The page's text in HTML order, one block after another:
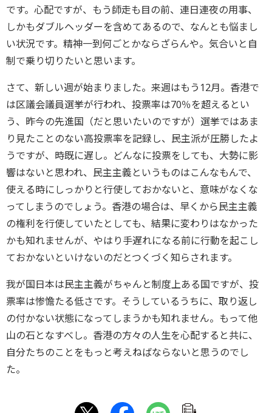
です。心配ですが、もう師走も目の前、連日連夜の用事、
しかもダブルヘッダーを含めてあるので、なんとも悩まし
い状況です。精神一到何ごとかならざらんや。気合いと自
制で乗り切りたいと思います。
さて、新しい週が始まりました。来週はもう12月。香港で
は区議会議員選挙が行われ、投票率は70％を超えるとい
う、昨今の先進国（だと思いたいのですが）選挙ではあま
り見たことのない高投票率を記録し、民主派が圧勝したよ
うですが、時既に遅し。どんなに投票をしても、大勢に影
響はないと思われ、民主主義というものはこんなもんで、
使える時にしっかりと行使しておかないと、意味がなくな
ってしまうのでしょう。香港の場合は、早くから民主主義
の権利を行使していたとしても、結果に変わりはなかった
かも知れませんが、やはり手遅れになる前に行動を起こし
ておかないといけないのだとつくづく知らされます。
我が国日本は民主主義がちゃんと制度上ある国ですが、投
票率は惨憺たる低さです。そうしているうちに、取り返し
の付かない状態になってしまうかも知れません。もって他
山の石となすべし。香港の方々の人生を心配すると共に、
自分たちのことをもっと考えねばならないと思うのでし
た。